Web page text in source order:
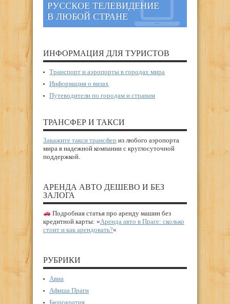
РУССКОЕ ТЕЛЕВИДЕНИЕ
В ЛЮБОЙ СТРАНЕ
ИНФОРМАЦИЯ ДЛЯ ТУРИСТОВ
Транспорт и аэропорты в городах мира
Информация о визах
Путеводители по городам и странам
ТРАНСФЕР И ТАКСИ
Закажите такси трансфер из любого аэропорта
мира в надежной компании с круглосуточной
поддержкой.
АРЕНДА АВТО ДЕШЕВО И БЕЗ
ЗАЛОГА
Подробная статья про аренду машин без
кредитной карты: «Аренда авто в Праге: сколько
стоит и как арендовать?«
РУБРИКИ
Авиа
Афиша Праги
Бюрократия